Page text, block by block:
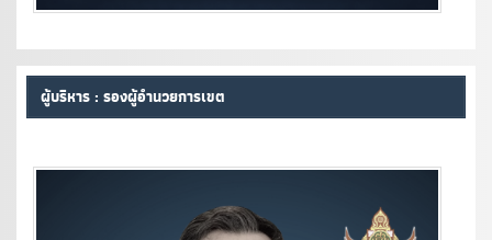
ผู้บริหาร : รองผู้อำนวยการเขต